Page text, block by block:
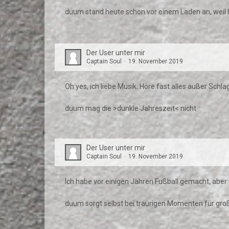
duum stand heute schon vor einem Laden an,
Der User unter mir
Captain Soul 19. November 2019
Oh yes, ich liebe Musik. Höre fast alles außer
duum mag die >dunkle Jahreszeit< nicht
Der User unter mir
Captain Soul 19. November 2019
Ich habe vor einigen Jahren Fußball gemacht,
duum sorgt selbst bei traurigen Momenten für